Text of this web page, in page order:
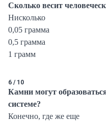
Сколько весит
Нисколько
0,05 грамма
0,5 грамма
1 грамм
6 / 10
Камни могут
системе?
Конечно, где же еще